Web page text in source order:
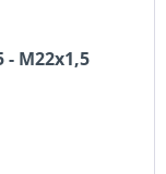
M22x1,5